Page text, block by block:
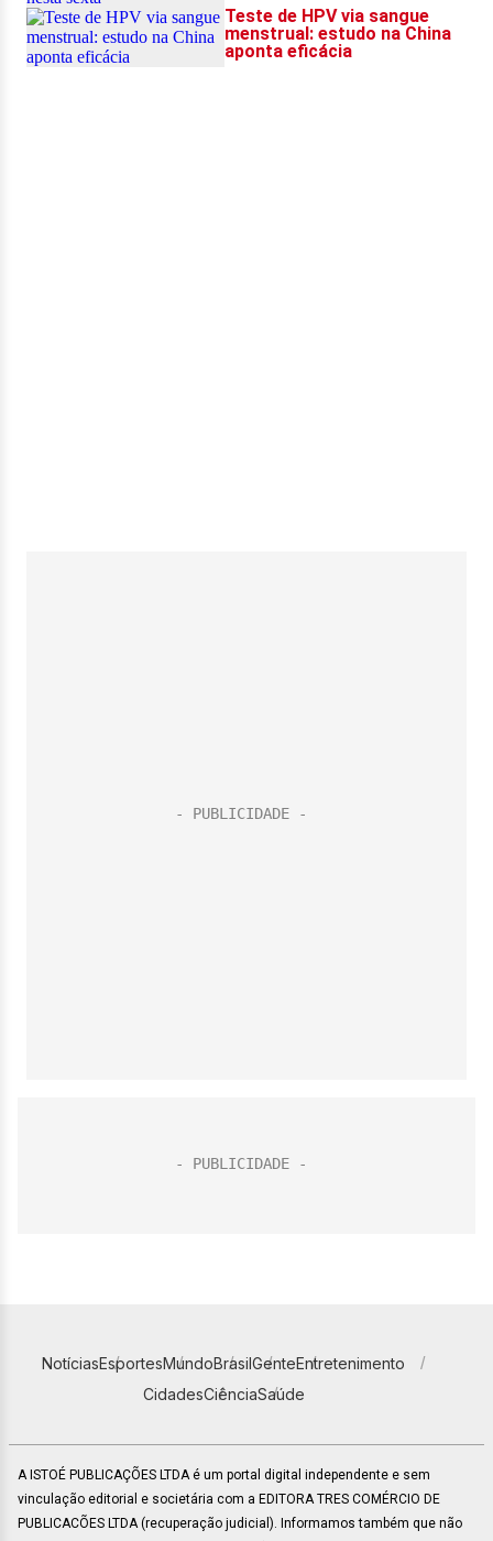
NotíciasEsportesMundoBrasilGenteEntretenimento
CidadesCiênciaSaúde
A ISTOÉ PUBLICAÇÕES LTDA é um portal digital independente e sem
vinculação editorial e societária com a EDITORA TRES COMÉRCIO DE
PUBLICACÕES LTDA (recuperação judicial). Informamos também que não